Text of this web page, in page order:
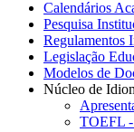
Calendários
Pesquisa
Regulamentos
Legislação
Modelos de
Núcleo de
TOEFL